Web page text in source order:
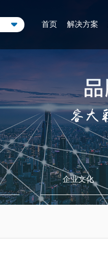
首页 解决方案
企业文化